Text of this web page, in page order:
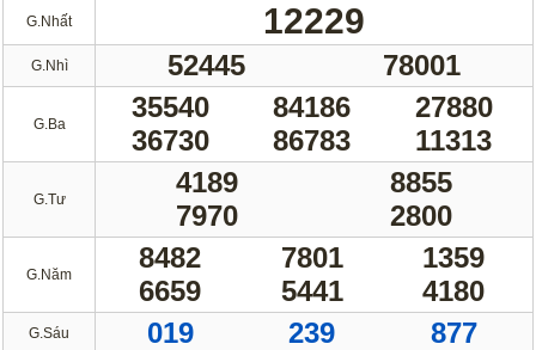
G.Nhất 12229
G.Nhì 52445 78001
G.Ba
35540 84186
27880
36730
86783 11313
G.Tư
4189
8855
7970
2800
G.Năm
8482 7801
1359
6659
5441 4180
G.Sáu 019 239 877